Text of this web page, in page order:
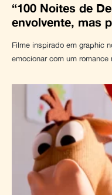
“100 Noites de
envolvente, mas
Filme inspirado em graphic
emocionar com um romance